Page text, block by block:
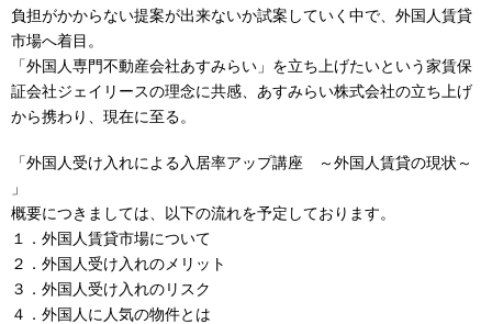
負担がかからない提案が出来ないか試案していく中で、外国人賃貸
市場へ着目。
「外国人専門不動産会社あすみらい」を立ち上げたいという家賃保
証会社ジェイリースの理念に共感、あすみらい株式会社の立ち上げ
から携わり、現在に至る。
「外国人受け入れによる入居率アップ講座 ～外国人賃貸の現状～
」
概要につきましては、以下の流れを予定しております。
１．外国人賃貸市場について
２．外国人受け入れのメリット
３．外国人受け入れのリスク
４．外国人に人気の物件とは